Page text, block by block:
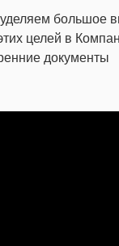
большое
целей в
документы